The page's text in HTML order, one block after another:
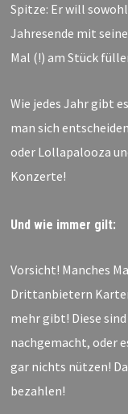
Spitze: Er will
Jahresende mit
Mal (!) am Stück
Wie jedes Jahr gibt
man sich
oder Lollapalooza
Konzerte!
Und wie immer gilt:
Vorsicht! Manches
Drittanbietern
mehr gibt! Diese
nachgemacht, oder
gar nichts nützen!
bezahlen!